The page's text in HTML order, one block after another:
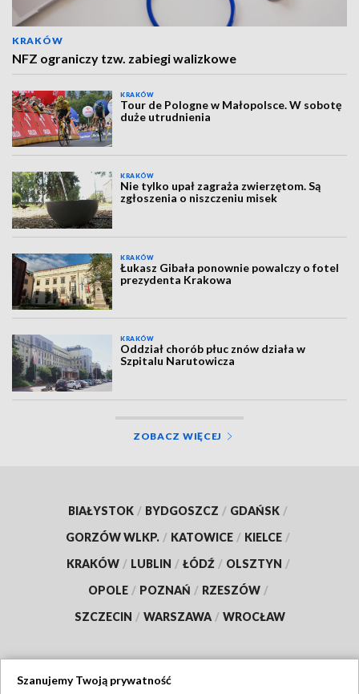
KRAKÓW
NFZ ograniczy tzw. zabiegi walizkowe
KRAKÓW
Tour de Pologne w Małopolsce. W sobotę
duże utrudnienia
KRAKÓW
Nie tylko upał zagraża zwierzętom. Są
zgłoszenia o niszczeniu misek
KRAKÓW
Łukasz Gibała ponownie powalczy o fotel
prezydenta Krakowa
KRAKÓW
Oddział chorób płuc znów działa w
Szpitalu Narutowicza
ZOBACZ WIĘCEJ
BIAŁYSTOK / BYDGOSZCZ / GDAŃSK /
GORZÓW WLKP. / KATOWICE / KIELCE /
KRAKÓW / LUBLIN / ŁÓDŹ / OLSZTYN /
OPOLE / POZNAŃ / RZESZÓW /
SZCZECIN / WARSZAWA / WROCŁAW
Szanujemy Twoją prywatność